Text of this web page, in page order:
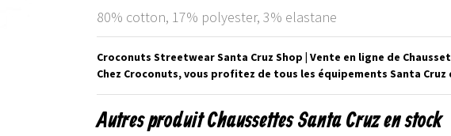
80% cotton, 17% polyester, 3% elastane
Croconuts Streetwear Santa Cruz Shop | Vente en ligne de
Chez Croconuts, vous profitez de tous les équipements Santa
Autres produit Chaussettes Santa Cruz en stock